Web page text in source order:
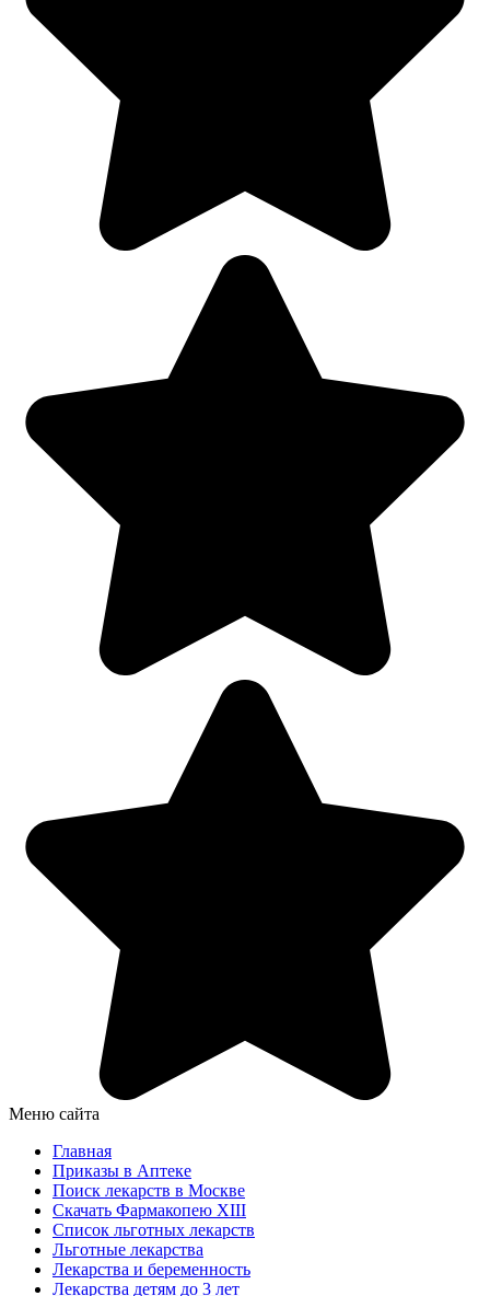
Меню сайта
Главная
Приказы в Аптеке
Поиск лекарств в Москве
Скачать Фармакопею XIII
Список льготных лекарств
Льготные лекарства
Лекарства и беременность
Лекарства детям до 3 лет